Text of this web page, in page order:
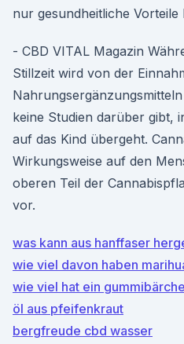
nur gesundheitliche Vorteile
- CBD VITAL Magazin
Stillzeit wird von der
keine Studien darüber gibt,
auf das Kind übergeht.
Wirkungsweise auf den
oberen Teil der
vor.
was kann aus hanffaser
wie viel davon haben
wie viel hat ein
öl aus pfeifenkraut
bergfreude cbd wasser